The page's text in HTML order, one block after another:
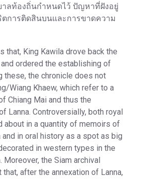
าลท้องถิ่นกำหนดไว้ ปัญหาที่ฝังอยู่
ตการติดสินบนและการขาดความ
that, King Kawila drove back the
ordered the establishing of
these, the chronicle does not
Wiang Khaew, which refer to a
Chiang Mai and thus the
Lanna. Controversially, both royal
about in a quantity of memoirs of
in oral history as a spot as big
in western types in the
the Siam archival
after the annexation of Lanna,